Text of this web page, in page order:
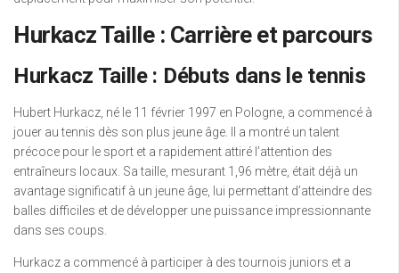
Hurkacz Taille : Carrière et parcours
Hurkacz Taille : Débuts dans le tennis
Hubert Hurkacz, né le 11 février 1997 en Pologne, a commencé à
jouer au tennis dès son plus jeune âge. Il a montré un talent
précoce pour le sport et a rapidement attiré l’attention des
entraîneurs locaux. Sa taille, mesurant 1,96 mètre, était déjà un
avantage significatif à un jeune âge, lui permettant d’atteindre des
balles difficiles et de développer une puissance impressionnante
dans ses coups.
Hurkacz a commencé à participer à des tournois juniors et a